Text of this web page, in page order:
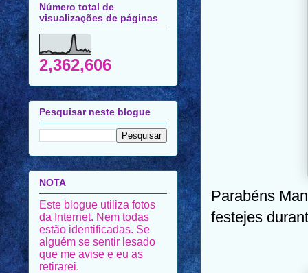
Parabéns
festejes
Número total de
visualizações de páginas
2,362,606
Pesquisar neste blogue
NOTA
Este blogue utiliza fotos
da Internet. Nem todas
estão identificadas. Se
alguém se sentir lesado
que me avise e eu as
retirarei.